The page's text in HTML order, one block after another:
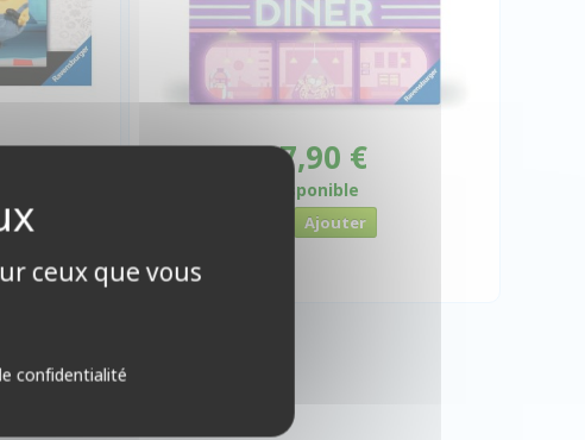
€ 17,90 €
Disponible
ceux que vous
confidentialité